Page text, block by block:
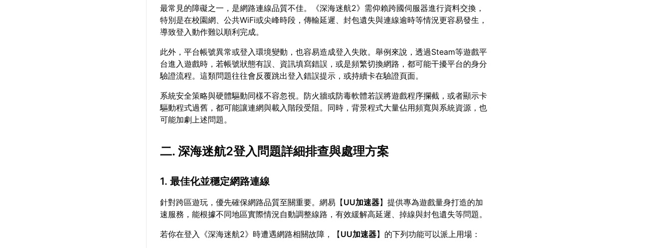
最常見的障礙之一，是網路連線品質不佳。《深海迷航2》需仰賴跨國伺服器進行資料交換，
特別是在校園網、公共WiFi或尖峰時段，傳輸延遲、封包遺失與連線逾時等情況更容易發生，
導致登入動作難以順利完成。
此外，平台帳號異常或登入環境變動，也容易造成登入失敗。舉例來說，透過Steam等遊戲平
台進入遊戲時，若帳號狀態有誤、資訊填寫錯誤，或是頻繁切換網路，都可能干擾平台的身分
驗證流程。這類問題往往會反覆跳出登入錯誤提示，或持續卡在驗證頁面。
系統安全策略與硬體驅動同樣不容忽視。防火牆或防毒軟體若誤將遊戲程序攔截，或者顯示卡
驅動程式過舊，都可能讓連網與載入階段受阻。同時，背景程式大量佔用頻寬與系統資源，也
可能加劇上述問題。
二. 深海迷航2登入問題詳細排查與處理方案
1. 最佳化並穩定網路連線
針對跨區遊玩，優先確保網路品質至關重要。網易【UU加速器】提供專為遊戲量身打造的加
速服務，能根據不同地區實際情況自動調整線路，有效緩解高延遲、掉線與封包遺失等問題。
若你在登入《深海迷航2》時遭遇網路相關故障，【UU加速器】的下列功能可以派上用場：